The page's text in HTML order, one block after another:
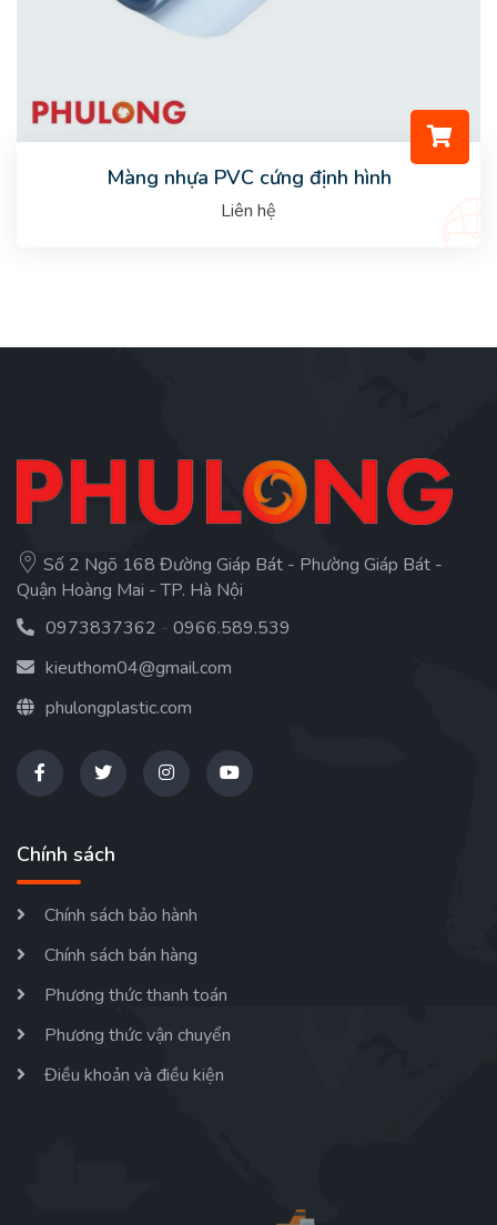
Màng nhựa PVC cứng định hình
Liên hệ
Số 2 Ngõ 168 Đường Giáp Bát - Phường Giáp Bát -
Quận Hoàng Mai - TP. Hà Nội
0973837362 - 0966.589.539
kieuthom04@gmail.com
phulongplastic.com
Chính sách
Chính sách bảo hành
Chính sách bán hàng
Phương thức thanh toán
Phương thức vận chuyển
Điều khoản và điều kiện